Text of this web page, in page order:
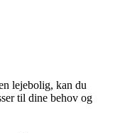
lejebolig, kan du
til dine behov og